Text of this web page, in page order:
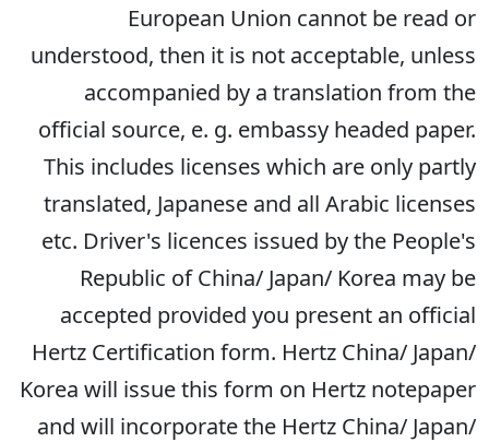
European Union cannot be read or
understood, then it is not acceptable, unless
accompanied by a translation from the
official source, e. g. embassy headed paper.
This includes licenses which are only partly
translated, Japanese and all Arabic licenses
etc. Driver's licences issued by the People's
Republic of China/ Japan/ Korea may be
accepted provided you present an official
Hertz Certification form. Hertz China/ Japan/
Korea will issue this form on Hertz notepaper
and will incorporate the Hertz China/ Japan/